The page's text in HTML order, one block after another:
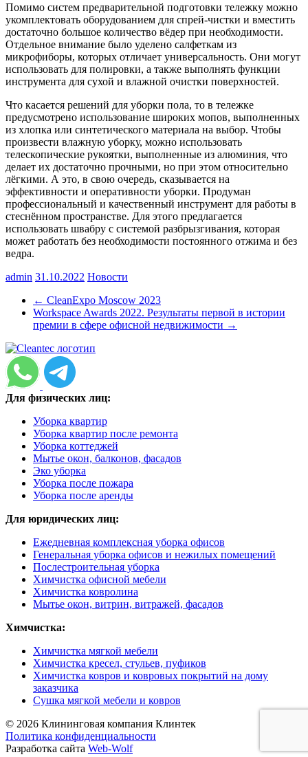
Помимо систем предварительной подготовки тележку можно
укомплектовать оборудованием для спрей-чистки и вместить
достаточно большое количество вёдер при необходимости.
Отдельное внимание было уделено салфеткам из
микрофиборы, которых отличает универсальность. Они могут
использовать для полировки, а также выполнять функции
инструмента для сухой и влажной очистки поверхностей.
Что касается решений для уборки пола, то в тележке
предусмотрено использование широких мопов, выполненных
из хлопка или синтетического материала на выбор. Чтобы
произвести влажную уборку, можно использовать
телескопические рукоятки, выполненные из алюминия, что
делает их достаточно прочными, но при этом относительно
лёгкими. А это, в свою очередь, сказывается на
эффективности и оперативности уборки. Продуман
профессиональный и качественный инструмент для работы в
стеснённом пространстве. Для этого предлагается
использовать швабру с системой разбрызгивания, которая
может работать без необходимости постоянного отжима и без
ведра.
admin 31.10.2022 Новости
← CleanExpo Moscow 2023
Workspace Awards 2022. Результаты первой в истории
премии в сфере офисной недвижимости →
Для физических лиц:
Уборка квартир
Уборка квартир после ремонта
Уборка коттеджей
Мытье окон, балконов, фасадов
Эко уборка
Уборка после пожара
Уборка после аренды
Для юридических лиц:
Ежедневная комплексная уборка офисов
Генеральная уборка офисов и нежилых помещений
Послестроительная уборка
Химчистка офисной мебели
Химчистка ковролина
Мытье окон, витрин, витражей, фасадов
Химчистка:
Химчистка мягкой мебели
Химчистка кресел, стульев, пуфиков
Химчистка ковров и ковровых покрытий на дому
заказчика
Сушка мягкой мебели и ковров
© 2026 Клининговая компания Клинтек
Политика конфиденциальности
Разработка сайта Web-Wolf